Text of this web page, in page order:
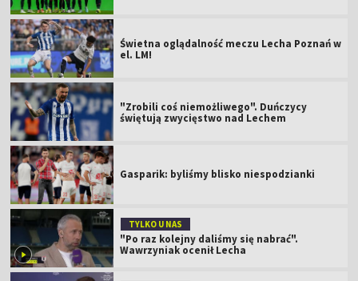
Świetna oglądalność meczu Lecha Poznań w
el. LM!
"Zrobili coś niemożliwego". Duńczycy
świętują zwycięstwo nad Lechem
Gasparik: byliśmy blisko niespodzianki
TYLKO U NAS
"Po raz kolejny daliśmy się nabrać".
Wawrzyniak ocenił Lecha